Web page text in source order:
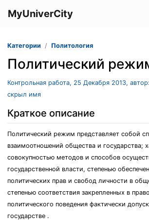
MyUniverCity
Категории Политология
Политический
Контрольная работа, 25 Декабря 2013,
скрыл имя
Краткое описание
Политический режим представляет собой
взаимоотношений общества и государства;
совокупностью методов и способов
государственной власти, степенью
политических прав и свобод личности в
степенью соответствия закрепленных в
политического поведения фактически
государстве .